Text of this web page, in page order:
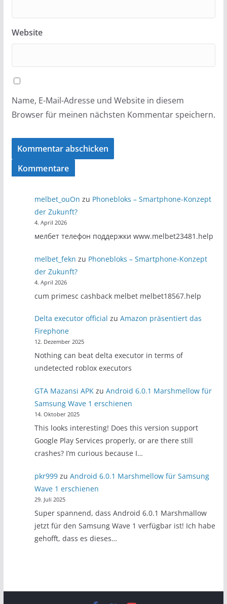
Website
Name, E-Mail-Adresse und Website in diesem
Browser für meinen nächsten Kommentar speichern.
Kommentare
melbet_ouOn zu Phonebloks – Smartphone-Konzept
der Zukunft?
4. April 2026
мелбет телефон поддержки www.melbet23481.help
melbet_fekn zu Phonebloks – Smartphone-Konzept
der Zukunft?
4. April 2026
cum primesc cashback melbet melbet18567.help
Delta executor official zuAmazon präsentiert das
Firephone
12. Dezember 2025
Nothing can beat delta executor in terms of
undetected roblox executors
GTA Mazansi APK zuAndroid 6.0.1 Marshmellow für
Samsung Wave 1 erschienen
14. Oktober 2025
This looks interesting! Does this version support
Google Play Services properly, or are there still
crashes? I’m curious because I…
pkr999 zuAndroid 6.0.1 Marshmellow für Samsung
Wave 1 erschienen
29. Juli 2025
Super spannend, dass Android 6.0.1 Marshmallow
jetzt für den Samsung Wave 1 verfügbar ist! Ich habe
gehofft, dass es dieses…